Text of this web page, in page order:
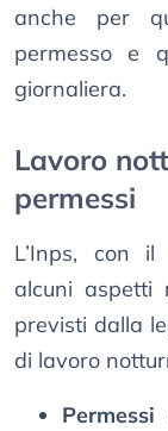
anche per
permesso e
giornaliera.
Lavoro
permessi
L’Inps, con il
alcuni aspetti
previsti dalla
di lavoro